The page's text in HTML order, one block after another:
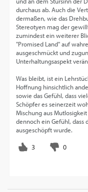
durchaus ab. Auch die
dermaßen, wie das
Stereotyen mag der
zumindest ein weiterer
"Promised Land" auf
ausgeschmückt und
Unterhaltungsaspekt
Was bleibt, ist ein
Hoffnung hinsichtlich
sowie das Gefühl, dass
Schöpfer es seinerzeit
Mischung aus
dennoch ein Gefühl, dass
ausgeschöpft wurde.